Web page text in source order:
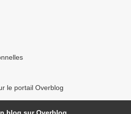
le portail Overblog